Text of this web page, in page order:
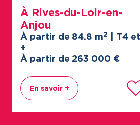
À Rives-du-Loir-en-
Anjou
À partir de 84.8 m2
| T4 et
+
À partir de 263 000 €
En savoir +